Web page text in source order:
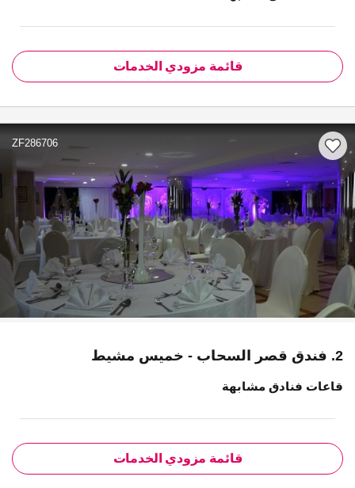
قائمة مزودي الخدمات
ZF286706
2. فندق قصر السحاب - خميس مشيط
قاعات فنادق مشابهة
قائمة مزودي الخدمات